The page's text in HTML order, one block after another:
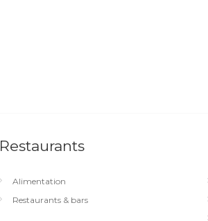
Restaurants
Alimentation
Restaurants & bars